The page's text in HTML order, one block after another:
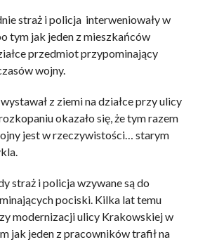
straż i policja interweniowały w
tym jak jeden z mieszkańców
przedmiot przypominający
wojny.
z ziemi na działce przy ulicy
okazało się, że tym razem
jest w rzeczywistości… starym
straż i policja wzywane są do
pociski. Kilka lat temu
modernizacji ulicy Krakowskiej w
jak jeden z pracowników trafił na